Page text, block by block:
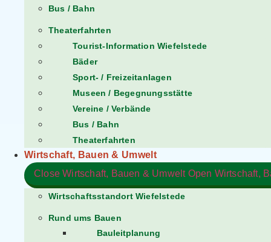
Bus / Bahn
Theaterfahrten
Tourist-Information Wiefelstede
Bäder
Sport- / Freizeitanlagen
Museen / Begegnungsstätte
Vereine / Verbände
Bus / Bahn
Theaterfahrten
Wirtschaft, Bauen & Umwelt
Close Wirtschaft, Bauen & Umwelt
Wirtschaftsstandort Wiefelstede
Rund ums Bauen
Bauleitplanung